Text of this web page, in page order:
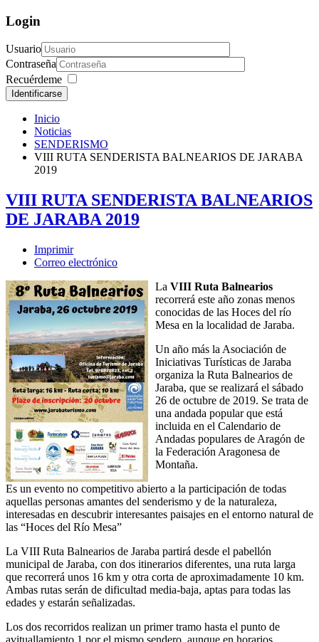
Login
Usuario
Contraseña
Recuérdeme
Identificarse
Inicio
Noticias
SENDERISMO
VIII RUTA SENDERISTA BALNEARIOS DE JARABA
2019
VIII RUTA SENDERISTA BALNEARIOS
DE JARABA 2019
Imprimir
Correo electrónico
La VIII Ruta Balnearios
recorrerá este año zonas menos
conocidas de las Hoces del río
Mesa en la localidad de Jaraba.
Un año más la Asociación de
Iniciativas Turísticas de Jaraba
organiza la Ruta Balnearios de
Jaraba, que se realizará el sábado
26 de octubre de 2019. Se trata de
una andada popular que está
incluida en el Calendario de
Andadas populares de Aragón de
la Federación Aragonesa de
Montaña.
Es un evento no competitivo abierto a la participación de todas
aquellas personas amantes del senderismo y de la naturaleza,
interesadas en descubrir interesantes paisajes en el entorno natural de
las “Hoces del Río Mesa”
La VIII Ruta Balnearios de Jaraba partirá desde el pabellón
municipal de Jaraba, con dos itinerarios diferentes, una ruta larga
que recorrerá unos 16 km y otra corta de aproximadamente 10 km.
Ambas rutas serán de dificultad media-baja, aptas para todas las
edades y estarán señalizadas.
Los dos recorridos realizan un primer tramo hasta el punto de